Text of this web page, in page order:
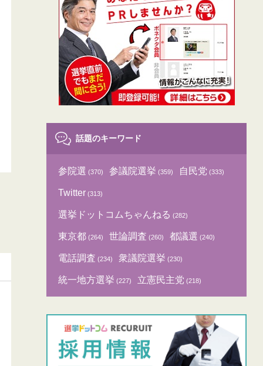
話題のキーワード
参院選 (370) 参議院選挙 (359) 自民党 (333)
Twitter (313)
選挙ドットコムちゃんねる (282)
東京都 (264) 世論調査 (260) 都議選 (240)
電話調査 (234) 衆議院選挙 (230)
統一地方選挙 (227) 立憲民主党 (218)